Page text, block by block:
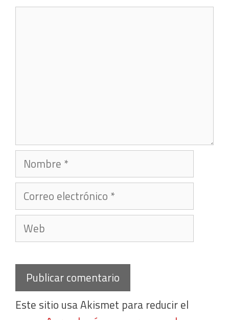
Nombre
Correo
electrónico
Web
Este sitio usa Akismet para reducir el